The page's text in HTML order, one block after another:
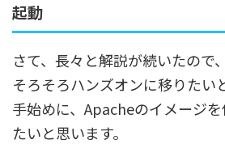
起動
さて、長々と解説が続いたので、
そろそろハンズオンに移りたい
手始めに、Apacheのイメージ
たいと思います。